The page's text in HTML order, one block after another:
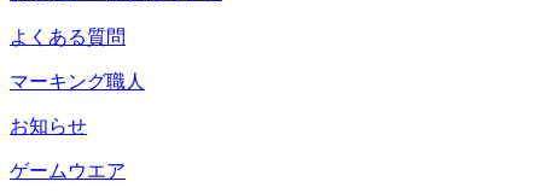
よくある質問
マーキング職人
お知らせ
ゲームウエア